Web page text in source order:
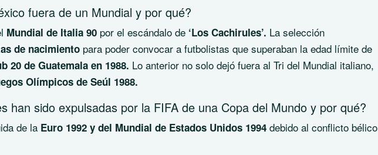
fuera de un Mundial y por qué?
Mundial de Italia 90 por el escándalo de ‘Los Cachirules’. La selección
de nacimiento para poder convocar a futbolistas que superaban la edad límite de
20 de Guatemala en 1988. Lo anterior no solo dejó fuera al Tri del Mundial italiano,
Olímpicos de Seúl 1988.
han sido expulsadas por la FIFA de una Copa del Mundo y por qué?
de la Euro 1992 y del Mundial de Estados Unidos 1994 debido al conflicto bélico